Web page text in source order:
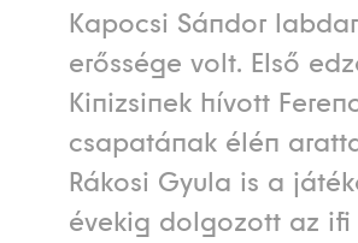
Kapocsi Sándor
erőssége volt. Első
Kinizsinek hívott
csapatának élén
Rákosi Gyula is a
évekig dolgozott az